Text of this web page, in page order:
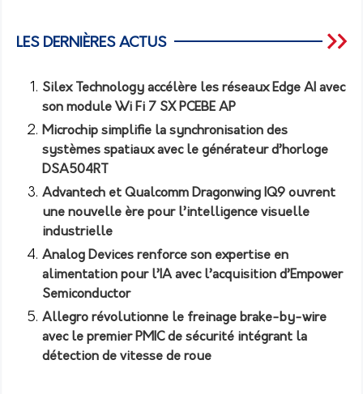
LES DERNIÈRES ACTUS
Silex Technology accélère les réseaux Edge AI avec
son module Wi Fi 7 SX PCEBE AP
Microchip simplifie la synchronisation des
systèmes spatiaux avec le générateur d’horloge
DSA504RT
Advantech et Qualcomm Dragonwing IQ9 ouvrent
une nouvelle ère pour l’intelligence visuelle
industrielle
Analog Devices renforce son expertise en
alimentation pour l’IA avec l’acquisition d’Empower
Semiconductor
Allegro révolutionne le freinage brake-by-wire
avec le premier PMIC de sécurité intégrant la
détection de vitesse de roue